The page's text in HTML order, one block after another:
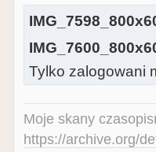
Tylko zalogowani
Moje skany
https://archive.org/